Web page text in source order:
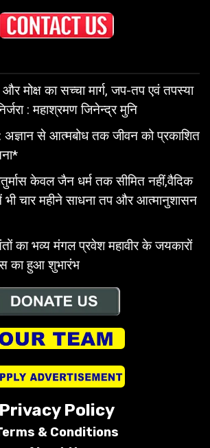
मोक्ष का सच्चा मार्ग, जप-तप एवं तपस्या
: महाश्रमण जिनेन्द्र मुनि
से आत्मबोध तक जीवन को प्रकाशित
केवल जैन धर्म तक सीमित नहीं,वैदिक
भी चार महीने साधना तप और आत्मानुशासन
का भव्य मंगल प्रवेश महावीर के जयकारों
का हुआ शुभारंभ
Privacy Policy
& Conditions